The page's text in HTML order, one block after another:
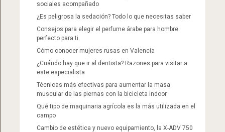
sociales acompañado
¿Es peligrosa la sedación? Todo lo que necesitas saber
Consejos para elegir el perfume árabe para hombre
perfecto para ti
Cómo conocer mujeres rusas en Valencia
¿Cuándo hay que ir al dentista? Razones para visitar a
este especialista
Técnicas más efectivas para aumentar la masa
muscular de las piernas con la bicicleta indoor
Qué tipo de maquinaria agrícola es la más utilizada en el
campo
Cambio de estética y nuevo equipamiento, la X-ADV 750